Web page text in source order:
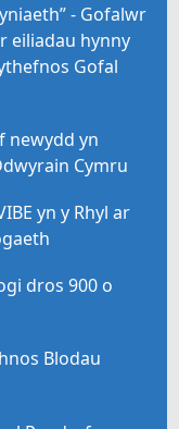
- Gofalwr
eiliadau hynny
Gofal
newydd yn
Cymru
yn y Rhyl ar
dros 900 o
Blodau